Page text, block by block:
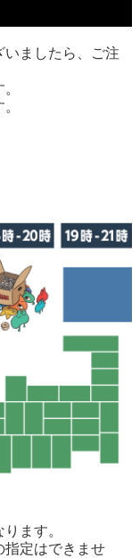
いましたら、ご注
ます。
定はできませ